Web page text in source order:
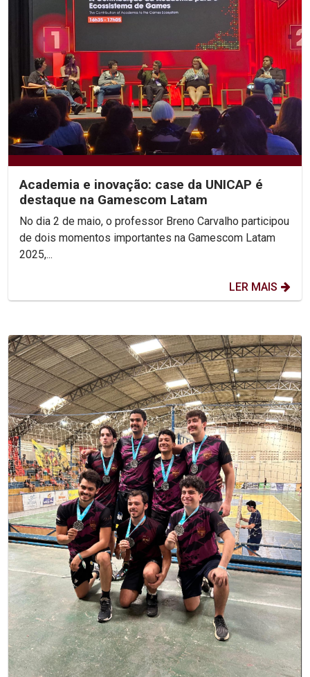
Academia e inovação: case da UNICAP é
destaque na Gamescom Latam
No dia 2 de maio, o professor Breno Carvalho participou
de dois momentos importantes na Gamescom Latam
2025,...
LER MAIS